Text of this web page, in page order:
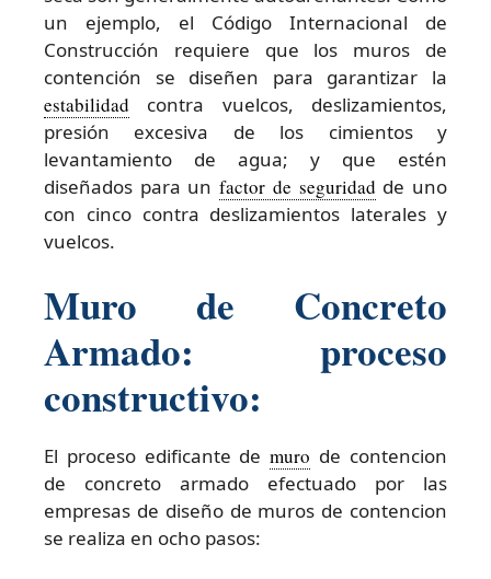
un ejemplo, el Código Internacional de
Construcción requiere que los muros de
contención se diseñen para garantizar la
estabilidad contra vuelcos, deslizamientos,
presión excesiva de los cimientos y
levantamiento de agua; y que estén
diseñados para unfactor de seguridad de uno
con cinco contra deslizamientos laterales y
vuelcos.
Muro de Concreto
Armado: proceso
constructivo:
El proceso edificante demuro de contencion
de concreto armado efectuado por las
empresas de diseño de muros de contencion
se realiza en ocho pasos: